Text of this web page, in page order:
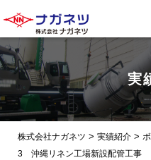
実
株式会社ナガネツ > 実績紹介 >
3 沖縄リネン工場新設配管工事